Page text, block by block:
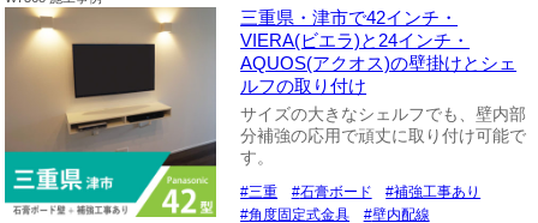
三重県・津市で42インチ・
VIERA(ビエラ)と24インチ・
AQUOS(アクオス)の壁掛けとシェ
ルフの取り付け
サイズの大きなシェルフでも、壁内部
分補強の応用で頑丈に取り付け可能で
す。
三重 石膏ボード
補強工事あり
角度固定式金具
壁内配線